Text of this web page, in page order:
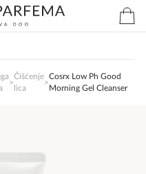
>
Čišćenje
lica
>
Cosrx Low Ph Good
Morning Gel Cleanser
ali i za